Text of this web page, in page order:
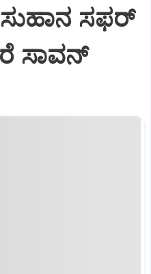
ಸಫರ್
ಸಾವನ್